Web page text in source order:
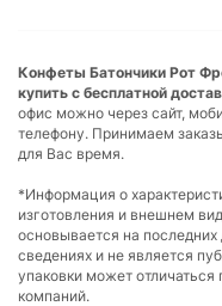
Конфеты Батончики Рот
купить с бесплатной
офис можно через сайт,
телефону. Принимаем
для Вас время.
*Информация о
изготовления и внешнем
основывается на
сведениях и не является
упаковки может
компаний.